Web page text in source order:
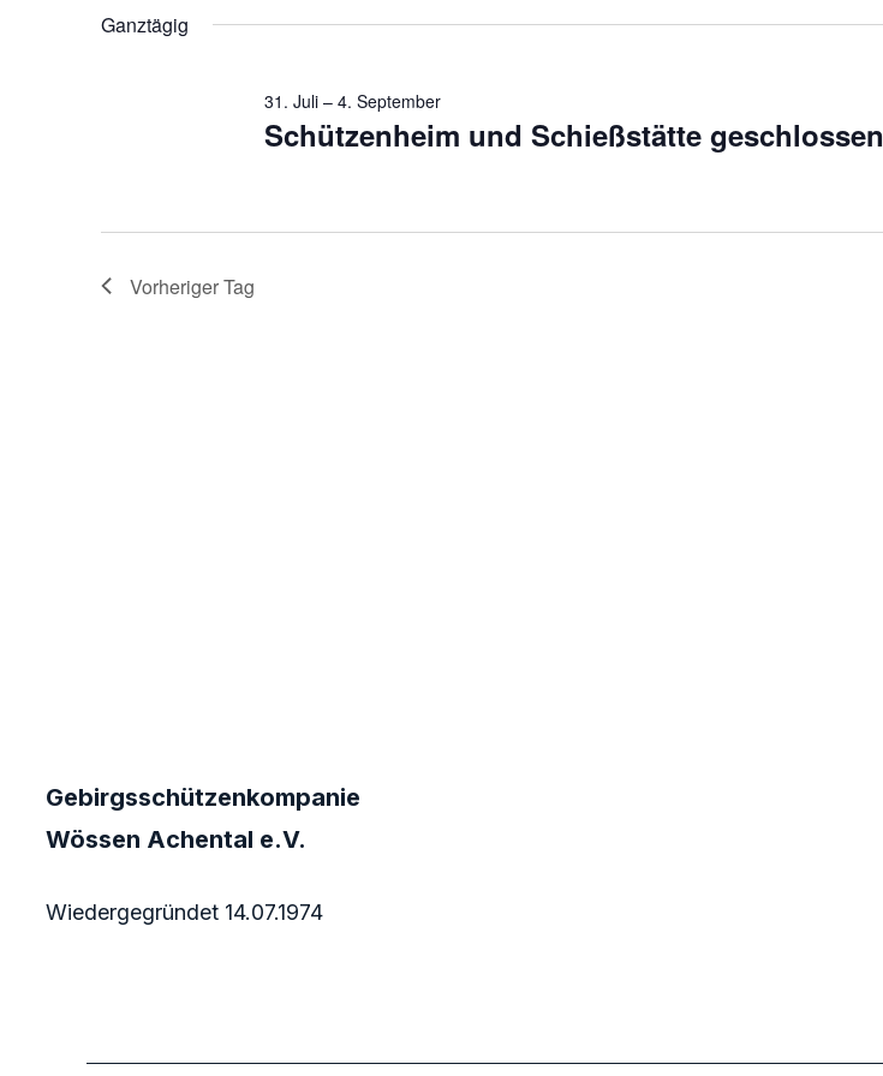
Navigation
nach
Schlüsselwort.
wählen.
Ganztägig
Schützenheim und Schießstätte geschlossen
31. Juli– 4. September
Vorheriger Tag
Gebirgsschützenkompanie
Wössen Achental e.V.
Wiedergegründet 14.07.1974